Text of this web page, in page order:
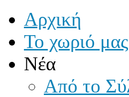
Αρχική
Το χωριό μας
Νέα
Από το